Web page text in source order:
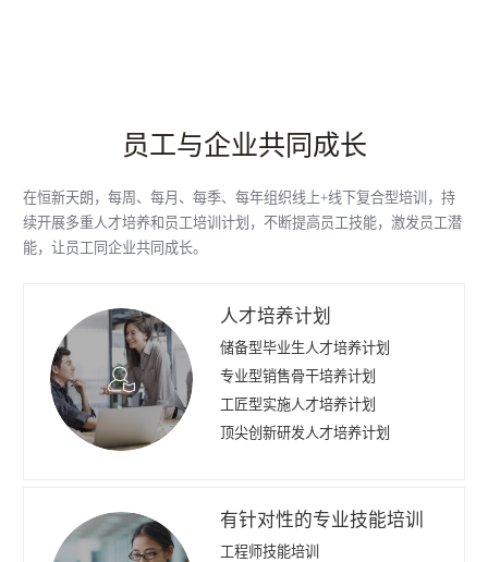
员工与企业共同成长
在恒新天朗，每周、每月、每季、每年组织线上+线下复合型培训，持
续开展多重人才培养和员工培训计划，不断提高员工技能，激发员工潜
能，让员工同企业共同成长。
人才培养计划
储备型毕业生人才培养计划
专业型销售骨干培养计划
工匠型实施人才培养计划
顶尖创新研发人才培养计划
有针对性的专业技能培训
工程师技能培训